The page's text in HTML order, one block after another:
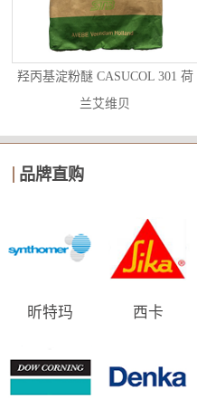
羟丙基淀粉醚 CASUCOL 301 荷
兰艾维贝
品牌直购
昕特玛 西卡